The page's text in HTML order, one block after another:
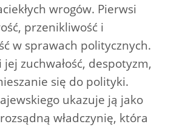
wrogów. Pierwsi
przenikliwość i
w sprawach politycznych.
zuchwałość, despotyzm,
się do polityki.
ukazuje ją jako
władczynię, która